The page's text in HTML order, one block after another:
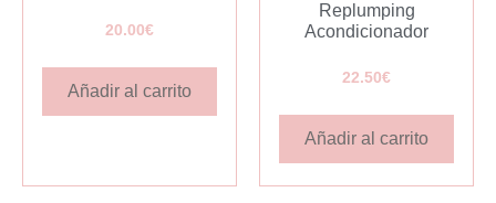
20.00€
Añadir al carrito
Replumping
Acondicionador
22.50€
Añadir al carrito